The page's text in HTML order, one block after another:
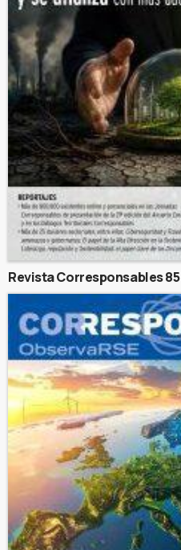
Revista Corresponsables 85